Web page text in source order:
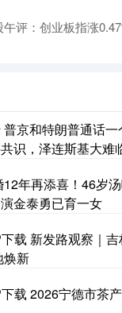
评：创业板指涨
京和特朗普通话
识，泽连斯基大难
年再添喜！46岁
金泰勇已育一女
载 新发路观察｜
焕新
载 2026宁德市茶